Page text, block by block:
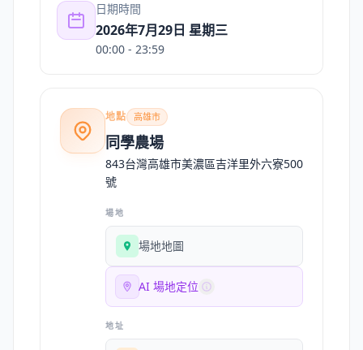
日期時間
2026年7月29日 星期三
00:00 - 23:59
地點 高雄市
同學農場
843台灣高雄市美濃區吉洋里外六寮500
號
場地
場地地圖
AI 場地定位
地址